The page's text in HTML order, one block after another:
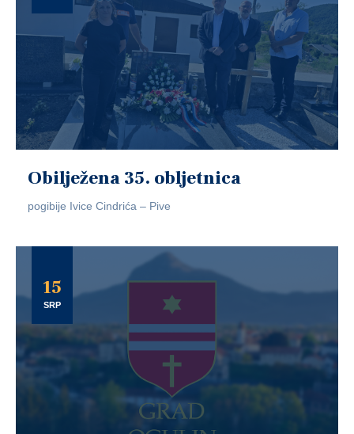
Obilježena 35. obljetnica
pogibije Ivice Cindrića – Pive
15
SRP